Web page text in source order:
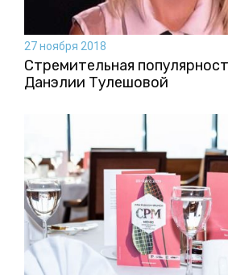
27 ноября 2018
Стремительная
Данэлии Тулешовой